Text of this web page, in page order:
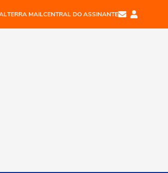
TERRA MAILCENTRAL DO ASSINANTE